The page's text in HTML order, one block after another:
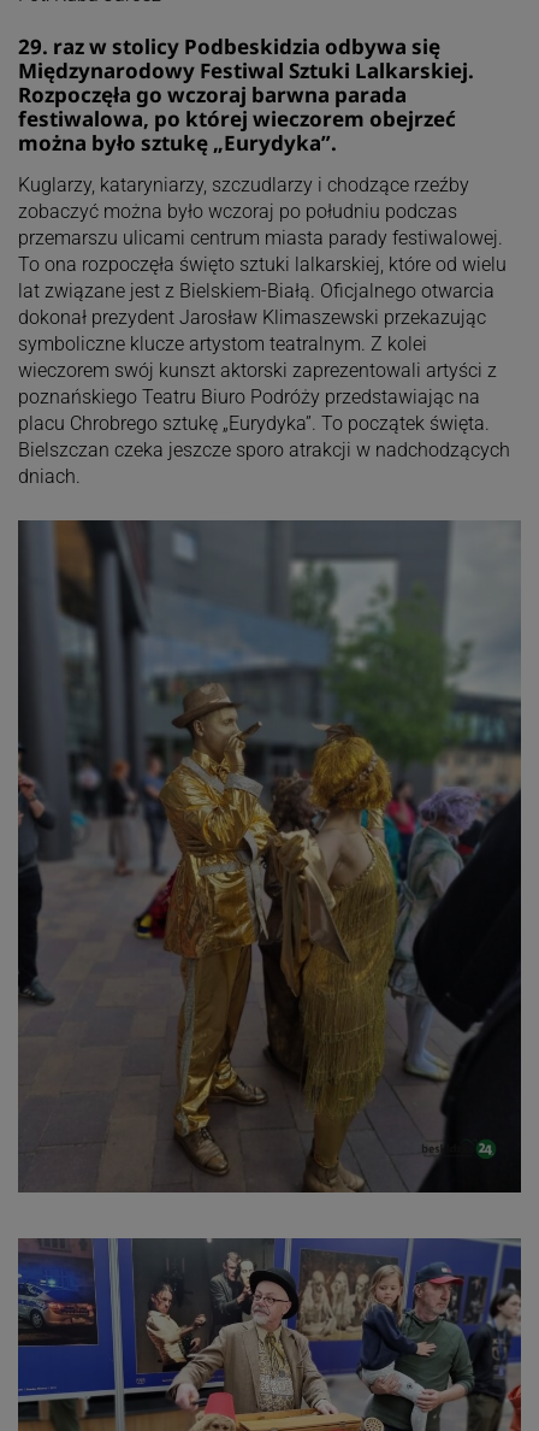
29. raz w stolicy Podbeskidzia odbywa się
Międzynarodowy Festiwal Sztuki Lalkarskiej.
Rozpoczęła go wczoraj barwna parada
festiwalowa, po której wieczorem obejrzeć
można było sztukę „Eurydyka”.
Kuglarzy, kataryniarzy, szczudlarzy i chodzące rzeźby
zobaczyć można było wczoraj po południu podczas
przemarszu ulicami centrum miasta parady festiwalowej.
To ona rozpoczęła święto sztuki lalkarskiej, które od wielu
lat związane jest z Bielskiem-Białą. Oficjalnego otwarcia
dokonał prezydent Jarosław Klimaszewski przekazując
symboliczne klucze artystom teatralnym. Z kolei
wieczorem swój kunszt aktorski zaprezentowali artyści z
poznańskiego Teatru Biuro Podróży przedstawiając na
placu Chrobrego sztukę „Eurydyka”. To początek święta.
Bielszczan czeka jeszcze sporo atrakcji w nadchodzących
dniach.